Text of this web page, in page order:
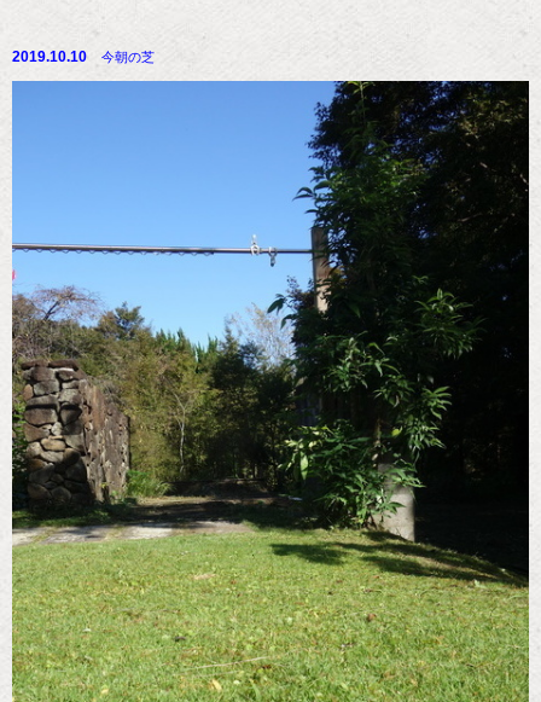
2019.10.10 今朝の芝